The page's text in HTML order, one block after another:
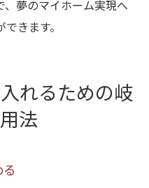
夢のマイホーム実現へ
きます。
れるための岐
法